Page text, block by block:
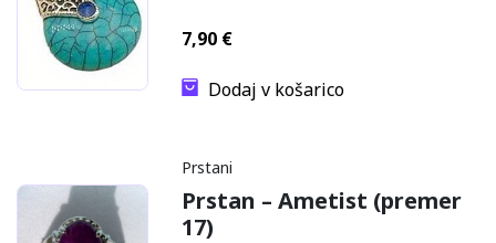
7,90 €
Dodaj v košarico
Prstani
Prstan – Ametist (premer
17)